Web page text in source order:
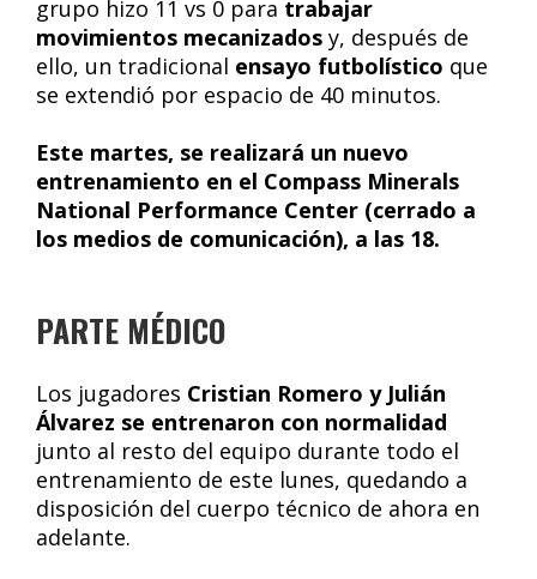
grupo hizo 11 vs 0 para trabajar
movimientos mecanizados y, después de
ello, un tradicional ensayo futbolístico que
se extendió por espacio de 40 minutos.
Este martes, se realizará un nuevo
entrenamiento en el Compass Minerals
National Performance Center (cerrado a
los medios de comunicación), a las 18.
PARTE MÉDICO
Los jugadores Cristian Romero y Julián
Álvarez se entrenaron con normalidad
junto al resto del equipo durante todo el
entrenamiento de este lunes, quedando a
disposición del cuerpo técnico de ahora en
adelante.